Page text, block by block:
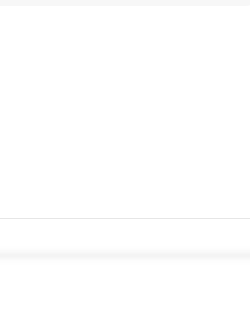
社にUPLCや高分解能MSがな
ベンチャーの研究担当者に。
で借りたい化学メーカーの研究
完備のラボを求めている場合
上げたいが、社内に有機合成と
専門知見も得たいスタートアッ
トデータを取得したい研究者
い高精度分析（Orbitrap MS）
の環境を探している場合に。